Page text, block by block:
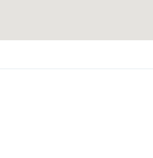
amb Igualada, Vilafranca del